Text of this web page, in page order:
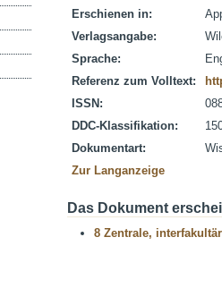
Erschienen in:
Verlagsangabe:
Sprache:
Referenz zum Volltext:
ISSN:
DDC-Klassifikation:
Dokumentart:
Zur Langanzeige
Das Dokument
8 Zentrale,